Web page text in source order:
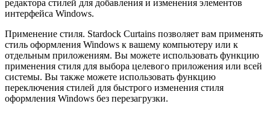
редактора стилей для добавления и изменения элементов
интерфейса Windows.
Применение стиля. Stardock Curtains позволяет вам применять
стиль оформления Windows к вашему компьютеру или к
отдельным приложениям. Вы можете использовать функцию
применения стиля для выбора целевого приложения или всей
системы. Вы также можете использовать функцию
переключения стилей для быстрого изменения стиля
оформления Windows без перезагрузки.